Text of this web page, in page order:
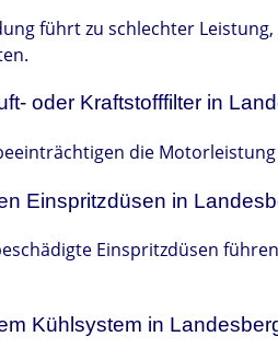
führt zu schlechter
oder Kraftstofffilter in
die
Einspritzdüsen in
Einspritzdüsen
Kühlsystem in